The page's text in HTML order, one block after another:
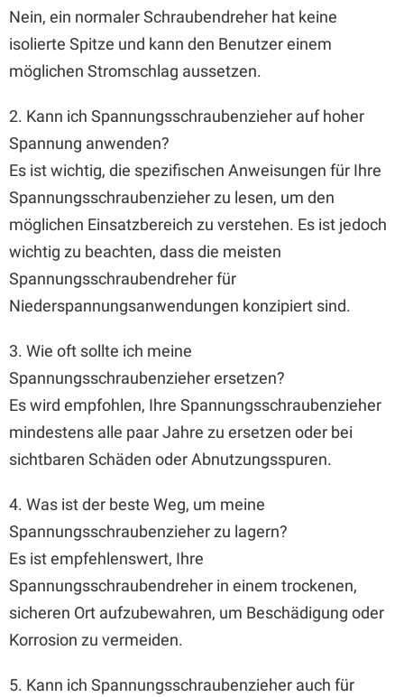
Nein, ein normaler Schraubendreher hat keine
isolierte Spitze und kann den Benutzer einem
möglichen Stromschlag aussetzen.
2. Kann ich Spannungsschraubenzieher auf hoher
Spannung anwenden?
Es ist wichtig, die spezifischen Anweisungen für Ihre
Spannungsschraubenzieher zu lesen, um den
möglichen Einsatzbereich zu verstehen. Es ist jedoch
wichtig zu beachten, dass die meisten
Spannungsschraubendreher für
Niederspannungsanwendungen konzipiert sind.
3. Wie oft sollte ich meine
Spannungsschraubenzieher ersetzen?
Es wird empfohlen, Ihre Spannungsschraubenzieher
mindestens alle paar Jahre zu ersetzen oder bei
sichtbaren Schäden oder Abnutzungsspuren.
4. Was ist der beste Weg, um meine
Spannungsschraubenzieher zu lagern?
Es ist empfehlenswert, Ihre
Spannungsschraubendreher in einem trockenen,
sicheren Ort aufzubewahren, um Beschädigung oder
Korrosion zu vermeiden.
5. Kann ich Spannungsschraubenzieher auch für